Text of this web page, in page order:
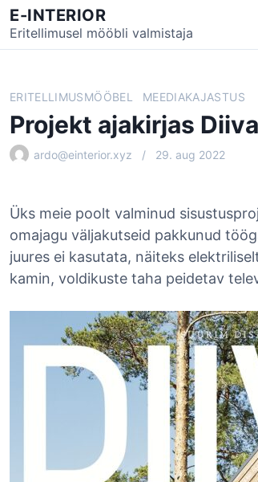
i
E-INTERIOR
Eritellimusel mööbli valmistaja
ERITELLIMUSMÖÖBEL MEEDIAKAJASTUS
Projekt ajakirjas
ardo@einterior.xyz 29. aug 2022
Üks meie poolt valminud
omajagu väljakutseid pakkunud
juures ei kasutata, näiteks
kamin, voldikuste taha peidetav